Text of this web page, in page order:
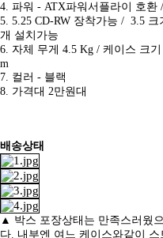
4. 파워 - ATX파워서플라이 호환
5. 5.25 CD-RW 장착가능 / 3.5
개 설치가능
6. 자체 무게 4.5 Kg / 케이스 크
m
7. 컬러 - 블랙
8. 가격대 2만원대
배송상태
▲ 박스 포장상태는 만족스러웠
다. 내부엔 여느 케이스와같이